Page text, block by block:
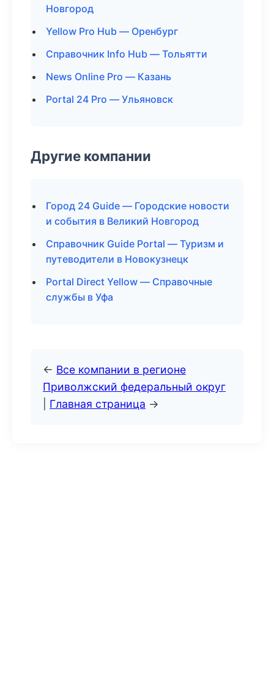
Новгород
Yellow Pro Hub — Оренбург
Справочник Info Hub — Тольятти
News Online Pro — Казань
Portal 24 Pro — Ульяновск
Другие компании
Город 24 Guide — Городские новости
и события в Великий Новгород
Справочник Guide Portal — Туризм и
путеводители в Новокузнецк
Portal Direct Yellow — Справочные
службы в Уфа
← Все компании в регионе
Приволжский федеральный округ
Главная страница →